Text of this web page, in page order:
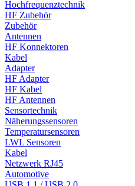
Hochfrequenztechnik
HF Zubehör
Zubehör
Antennen
HF Konnektoren
Kabel
Adapter
HF Adapter
HF Kabel
HF Antennen
Sensortechnik
Näherungssensoren
Temperatursensoren
LWL Sensoren
Kabel
Netzwerk RJ45
Automotive